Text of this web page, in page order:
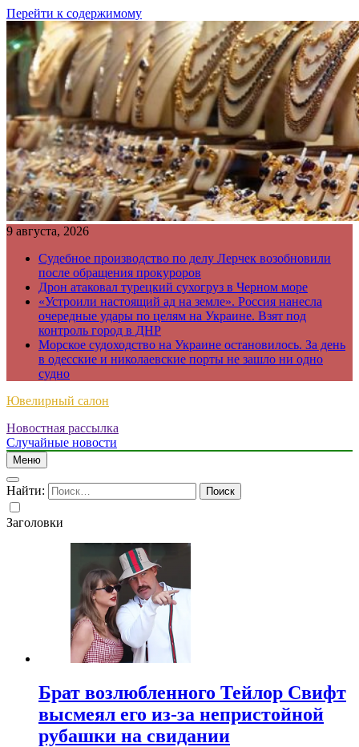
Перейти к содержимому
9 августа, 2026
Судебное производство по делу Лерчек возобновили
после обращения прокуроров
Дрон атаковал турецкий сухогруз в Черном море
«Устроили настоящий ад на земле». Россия нанесла
очередные удары по целям на Украине. Взят под
контроль город в ДНР
Морское судоходство на Украине остановилось. За день
в одесские и николаевские порты не зашло ни одно
судно
Ювелирный салон
Новостная рассылка
Случайные новости
Меню
Найти:
Заголовки
Брат возлюбленного Тейлор Свифт
высмеял его из-за непристойной
рубашки на свидании